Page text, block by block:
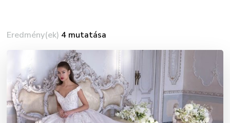
Eredmény(ek) 4 mutatása